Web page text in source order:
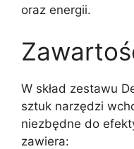
oraz energii.
W skład zestawu
sztuk narzędzi
niezbędne do
zawiera: